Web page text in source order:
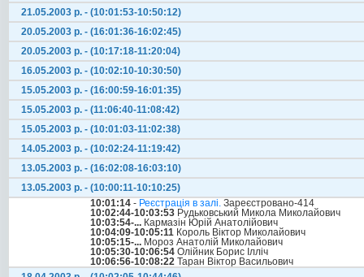
21.05.2003 р. - (10:01:53-10:50:12)
20.05.2003 р. - (16:01:36-16:02:45)
20.05.2003 р. - (10:17:18-11:20:04)
16.05.2003 р. - (10:02:10-10:30:50)
15.05.2003 р. - (16:00:59-16:01:35)
15.05.2003 р. - (11:06:40-11:08:42)
15.05.2003 р. - (10:01:03-11:02:38)
14.05.2003 р. - (10:02:24-11:19:42)
13.05.2003 р. - (16:02:08-16:03:10)
13.05.2003 р. - (10:00:11-10:10:25)
10:01:14 - Реєстрація в залі. Зареєстровано-414
10:02:44-10:03:53 Рудьковський Микола Миколайович
10:03:54-... Кармазін Юрій Анатолійович
10:04:09-10:05:11 Король Віктор Миколайович
10:05:15-... Мороз Анатолій Миколайович
10:05:30-10:06:54 Олійник Борис Ілліч
10:06:56-10:08:22 Таран Віктор Васильович